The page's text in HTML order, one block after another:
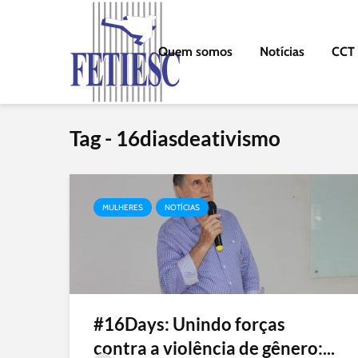
Quem somos Notícias CCT
Tag - 16diasdeativismo
MULHERES NOTÍCIAS
#16Days: Unindo forças
contra a violência de gênero:...